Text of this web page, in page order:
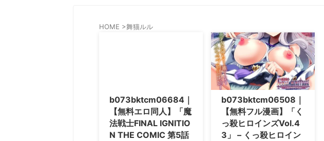
HOME >舞猫ルル
b073bktcm06684｜
【無料エロ同人】「魔
法戦士FINAL IGNITIO
N THE COMIC 第5話
b073bktcm06508｜
【無料フル漫画】「く
っ殺ヒロインズVol.4
3」 – くっ殺ヒロイン